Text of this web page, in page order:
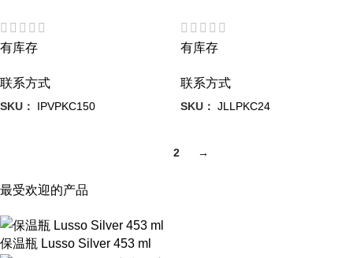
最受欢迎的产品
保温瓶 Lusso Silver 453 ml
有库存
联系方式
SKU： IPVPKC150
有库存
联系方式
SKU： JLLPKC24
2 →